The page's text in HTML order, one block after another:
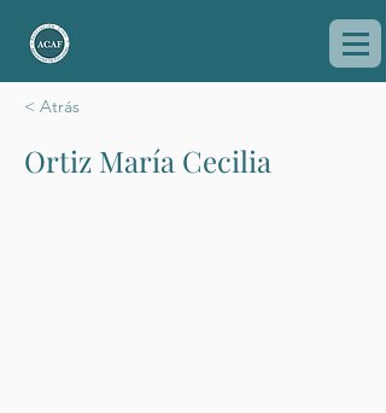
< Atrás
Ortiz María Cecilia